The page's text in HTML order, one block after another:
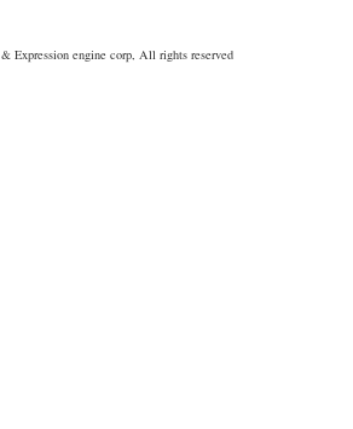
& Expression engine corp, All rights reserved